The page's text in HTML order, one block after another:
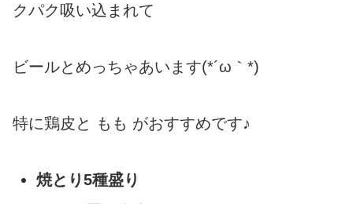
クパク吸い込まれて
ビールとめっちゃあいます(*´ω｀*)
特に鶏皮と もも がおすすめです♪
焼とり5種盛り